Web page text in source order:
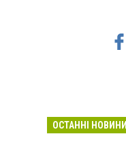
ОСТАННІ НОВИНИ